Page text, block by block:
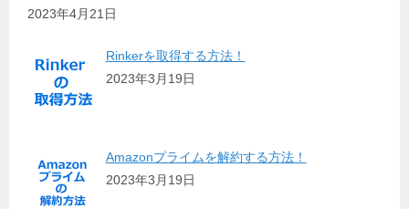
2023年4月21日
Rinkerを取得する方法！
2023年3月19日
Amazonプライムを解約する方法！
2023年3月19日